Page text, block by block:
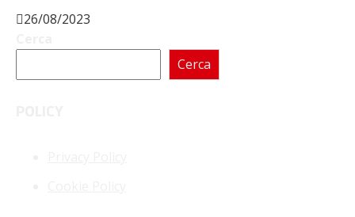
26/08/2023
Cerca